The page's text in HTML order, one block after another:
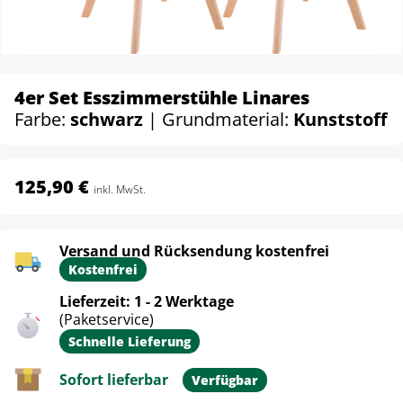
4er Set Esszimmerstühle Linares
Farbe: schwarz | Grundmaterial: Kunststoff
125,90 € inkl. MwSt.
Versand und Rücksendung kostenfrei
Kostenfrei
Lieferzeit: 1 - 2 Werktage
(Paketservice)
Schnelle Lieferung
Sofort lieferbar Verfügbar